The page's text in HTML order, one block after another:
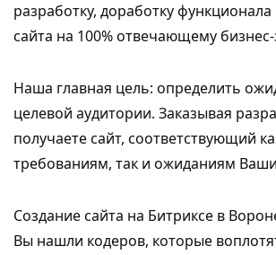
разработку, доработку
сайта на 100% отвечающему
Наша главная цель: определить
целевой аудитории. Заказывая
получаете сайт, соответствующий
требованиям, так и ожиданиям
Создание сайта на Битриксе в
Вы нашли кодеров, которые